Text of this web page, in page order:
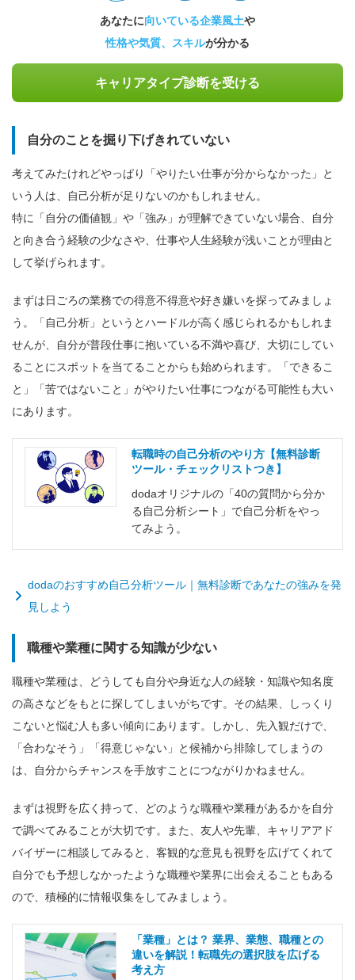
あなたに向いている企業風土や
性格や気質、スキルが分かる
キャリアタイプ診断を受ける
自分のことを掘り下げきれていない
考えてみたけれどやっぱり「やりたい仕事が分からなかった」と
いう人は、自己分析が足りないのかもしれません。
特に「自分の価値観」や「強み」が理解できていない場合、自分
と向き合う経験の少なさや、仕事や人生経験が浅いことが理由と
して挙げられます。
まずは日ごろの業務での得意不得意や好き嫌いを探ってみましょ
う。「自己分析」というとハードルが高く感じられるかもしれま
せんが、自分が普段仕事に抱いている不満や喜び、大切にしてい
ることにスポットを当てることからも始められます。「できるこ
と」「苦ではないこと」がやりたい仕事につながる可能性も大い
にあります。
転職時の自己分析のやり方【無料診断
ツール・チェックリストつき】
dodaオリジナルの「40の質問から分か
る自己分析シート」で自己分析をやっ
てみよう。
dodaのおすすめ自己分析ツール｜無料診断であなたの強みを発
見しよう
職種や業種に関する知識が少ない
職種や業種は、どうしても自分や身近な人の経験・知識や知名度
の高さなどをもとに探してしまいがちです。その結果、しっくり
こないと悩む人も多い傾向にあります。しかし、先入観だけで、
「合わなそう」「得意じゃない」と候補から排除してしまうの
は、自分からチャンスを手放すことにつながりかねません。
まずは視野を広く持って、どのような職種や業種があるかを自分
で調べてみることが大切です。また、友人や先輩、キャリアアド
バイザーに相談してみると、客観的な意見も視野を広げてくれて
自分でも予想しなかったような職種や業界に出会えることもある
ので、積極的に情報収集をしてみましょう。
「業種」とは？ 業界、業態、職種との
違いを解説！転職先の選択肢を広げる
考え方